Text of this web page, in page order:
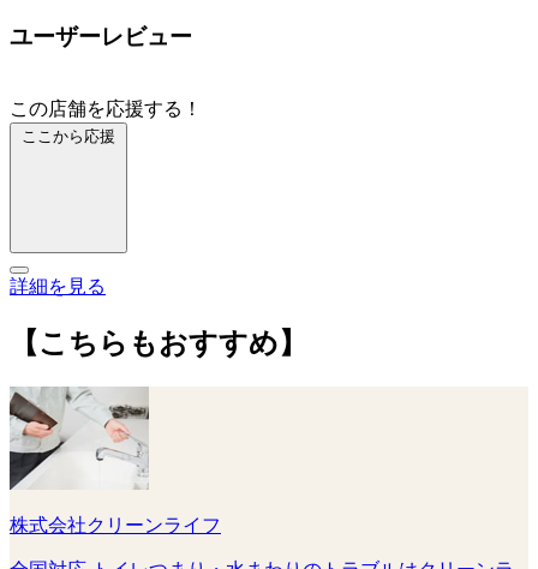
ユーザーレビュー
この店舗を応援する！
ここから応援
詳細を見る
【こちらもおすすめ】
株式会社クリーンライフ